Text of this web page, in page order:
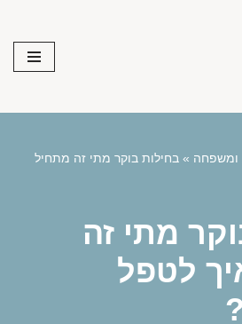
ומשפחה » בחילות בוקר מתי זה מתחיל
מתי זה
לטפל